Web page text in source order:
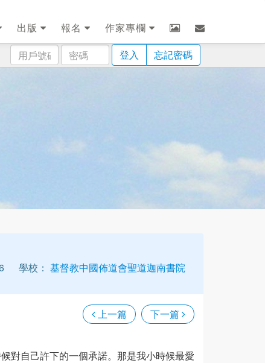
出版 報名
作家專欄
用
戶
密
碼
登入 忘記密碼
學校： 基督教中國佈道會聖道迦南書院
上一篇 下一篇
對自己許下的一個承諾。那是我小時候最愛